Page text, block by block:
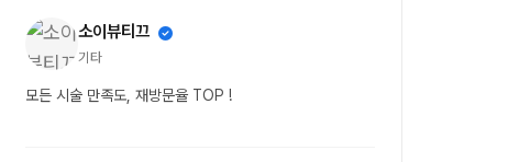
소이뷰티끄
기타
모든 시술 만족도, 재방문율 TOP !